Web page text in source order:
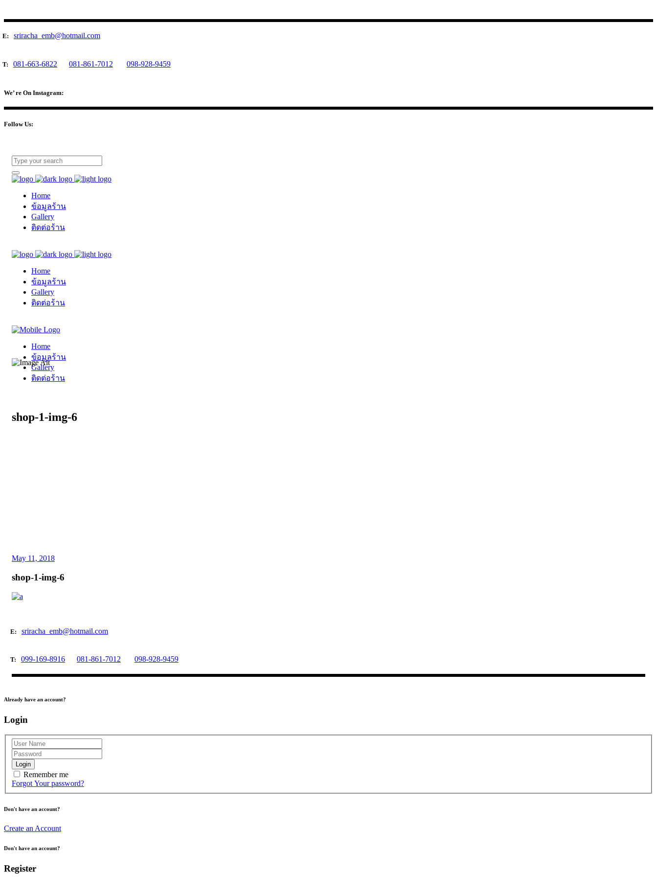
E: sriracha_emb@hotmail.com
T: 081-663-6822 081-861-7012 098-928-9459
We’ re On Instagram:
Follow Us:
Home
ข้อมูลร้าน
Gallery
ติดต่อร้าน
Home
ข้อมูลร้าน
Gallery
ติดต่อร้าน
Home
ข้อมูลร้าน
Gallery
ติดต่อร้าน
shop-1-img-6
May 11, 2018
shop-1-img-6
E: sriracha_emb@hotmail.com
T: 099-169-8916 081-861-7012 098-928-9459
Already have an account?
Login
Login
Remember me
Forgot Your password?
Don't have an account?
Create an Account
Don't have an account?
Register